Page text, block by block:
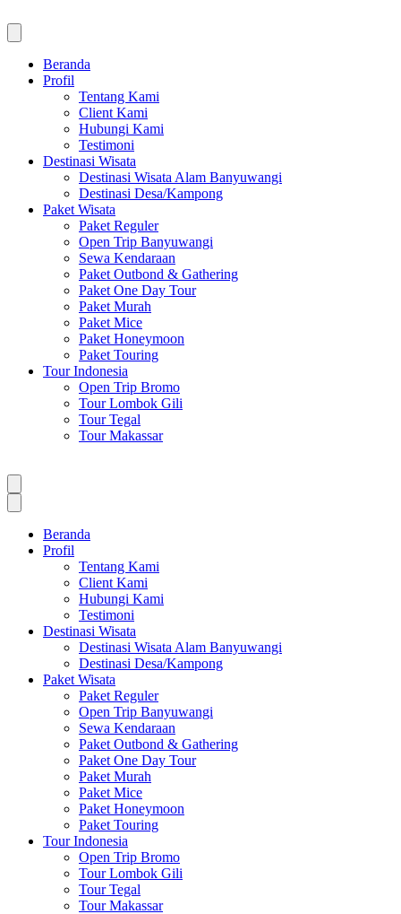
Beranda
Profil
Tentang Kami
Client Kami
Hubungi Kami
Testimoni
Destinasi Wisata
Destinasi Wisata Alam Banyuwangi
Destinasi Desa/Kampong
Paket Wisata
Paket Reguler
Open Trip Banyuwangi
Sewa Kendaraan
Paket Outbond & Gathering
Paket One Day Tour
Paket Murah
Paket Mice
Paket Honeymoon
Paket Touring
Tour Indonesia
Open Trip Bromo
Tour Lombok Gili
Tour Tegal
Tour Makassar
Beranda
Profil
Tentang Kami
Client Kami
Hubungi Kami
Testimoni
Destinasi Wisata
Destinasi Wisata Alam Banyuwangi
Destinasi Desa/Kampong
Paket Wisata
Paket Reguler
Open Trip Banyuwangi
Sewa Kendaraan
Paket Outbond & Gathering
Paket One Day Tour
Paket Murah
Paket Mice
Paket Honeymoon
Paket Touring
Tour Indonesia
Open Trip Bromo
Tour Lombok Gili
Tour Tegal
Tour Makassar